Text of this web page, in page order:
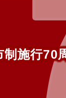
制施行70